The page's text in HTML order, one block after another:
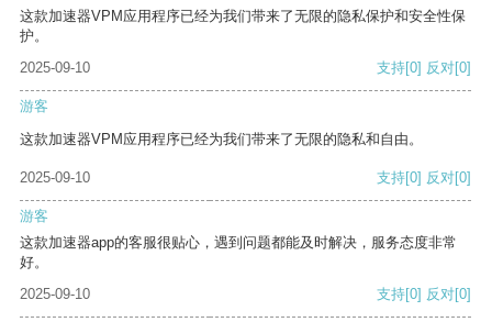
这款加速器VPM应用程序已经为我们带来了无限的隐私保护和安全性保
护。
2025-09-10
支持[0] 反对[0]
游客
这款加速器VPM应用程序已经为我们带来了无限的隐私和自由。
2025-09-10 支持[0] 反对[0]
游客
这款加速器app的客服很贴心，遇到问题都能及时解决，服务态度非常
好。
2025-09-10
支持[0] 反对[0]